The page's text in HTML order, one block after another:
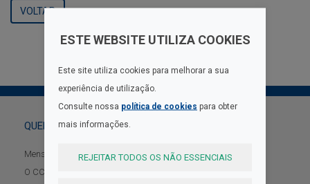
VOLTAR
QUEM SOMOS
Mensagem do Presidente
O CCD Braga
GALERIA
ESTE WEBSITE UTILIZA COOKIES
Este site utiliza cookies para melhorar a sua
experiência de utilização.
Consulte nossa política de cookies para obter
mais informações.
REJEITAR TODOS OS NÃO ESSENCIAIS